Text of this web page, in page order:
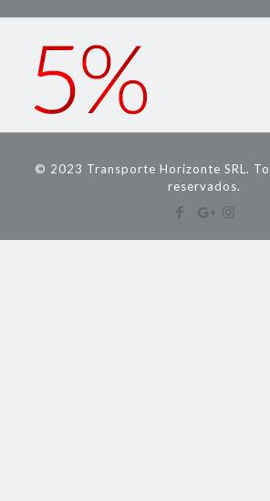
© 2023 Transporte Horizonte SRL.
reservados.